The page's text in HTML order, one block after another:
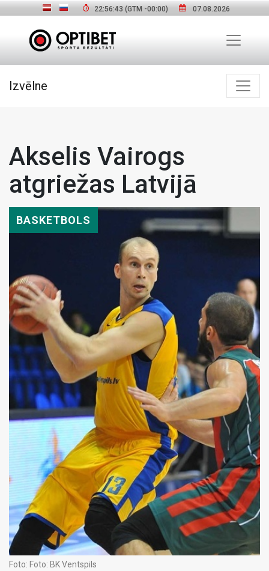
22:56:44 (GTM -00:00) 07.08.2026
Izvēlne
Akselis Vairogs
atgriežas Latvijā
BASKETBOLS
Foto: Foto: BK Ventspils